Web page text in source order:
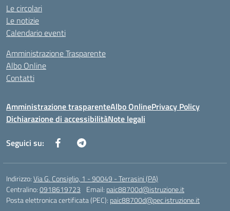
Le circolari
Le notizie
Calendario eventi
Amministrazione Trasparente
Albo Online
Contatti
Amministrazione trasparenteAlbo OnlinePrivacy Policy
Dichiarazione di accessibilitàNote legali
Seguici su:
Indirizzo:Via G. Consiglio, 1 - 90049 - Terrasini (PA)
Centralino:0918619723 Email: paic88700d@istruzione.it
Posta elettronica certificata (PEC): paic88700d@pec.istruzione.it